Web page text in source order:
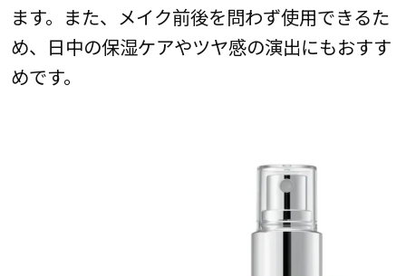
ます。また、メイク前後を問わず使用できるた
め、日中の保湿ケアやツヤ感の演出にもおすす
めです。